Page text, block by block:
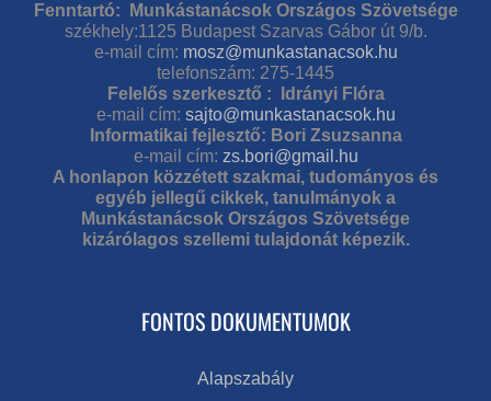
Fenntartó: Munkástanácsok Országos Szövetsége
székhely:1125 Budapest Szarvas Gábor út 9/b.
e-mail cím: mosz@munkastanacsok.hu
telefonszám: 275-1445
Felelős szerkesztő : Idrányi Flóra
e-mail cím: sajto@munkastanacsok.hu
Informatikai fejlesztő: Bori Zsuzsanna
e-mail cím: zs.bori@gmail.hu
A honlapon közzétett szakmai, tudományos és
egyéb jellegű cikkek, tanulmányok a
Munkástanácsok Országos Szövetsége
kizárólagos szellemi tulajdonát képezik.
FONTOS DOKUMENTUMOK
Alapszabály